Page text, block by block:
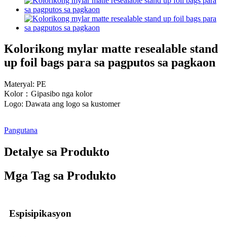
Kolorikong mylar matte resealable stand
up foil bags para sa pagputos sa pagkaon
Materyal: PE
Kolor：Gipasibo nga kolor
Logo: Dawata ang logo sa kustomer
Pangutana
Detalye sa Produkto
Mga Tag sa Produkto
Espisipikasyon